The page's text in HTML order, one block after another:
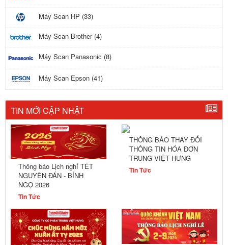
Máy Scan HP (33)
Máy Scan Brother (4)
Máy Scan Panasonic (8)
Máy Scan Epson (41)
TIN MỚI CẬP NHẬT
Thông báo Lịch nghỉ TẾT
NGUYÊN ĐÁN - BÍNH
NGỌ 2026
Tin Tức
THÔNG BÁO THAY ĐỔI
THÔNG TIN HÓA ĐƠN
TRUNG VIỆT HƯNG
Tin Tức